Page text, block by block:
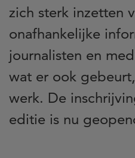
zich sterk inzetten
onafhankelijke
journalisten en
wat er ook
werk. De
editie is nu